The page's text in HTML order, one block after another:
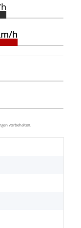
h
vorbehalten.